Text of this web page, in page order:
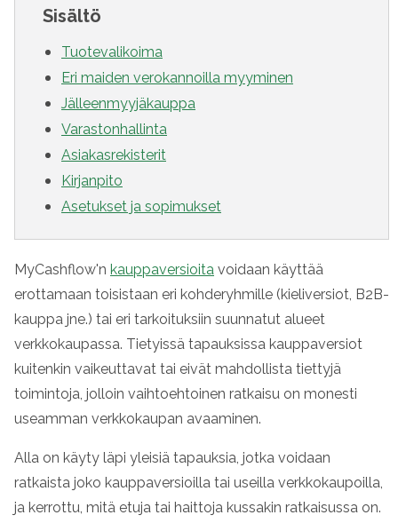
Sisältö
Tuotevalikoima
Eri maiden verokannoilla myyminen
Jälleenmyyjäkauppa
Varastonhallinta
Asiakasrekisterit
Kirjanpito
Asetukset ja sopimukset
MyCashflow'n kauppaversioita voidaan käyttää
erottamaan toisistaan eri kohderyhmille (kieliversiot, B2B-
kauppa jne.) tai eri tarkoituksiin suunnatut alueet
verkkokaupassa. Tietyissä tapauksissa kauppaversiot
kuitenkin vaikeuttavat tai eivät mahdollista tiettyjä
toimintoja, jolloin vaihtoehtoinen ratkaisu on monesti
useamman verkkokaupan avaaminen.
Alla on käyty läpi yleisiä tapauksia, jotka voidaan
ratkaista joko kauppaversioilla tai useilla verkkokaupoilla,
ja kerrottu, mitä etuja tai haittoja kussakin ratkaisussa on.